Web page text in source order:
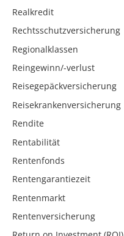
Realkredit
Rechtsschutzversicherung
Regionalklassen
Reingewinn/-verlust
Reisegepäckversicherung
Reisekrankenversicherung
Rendite
Rentabilität
Rentenfonds
Rentengarantiezeit
Rentenmarkt
Rentenversicherung